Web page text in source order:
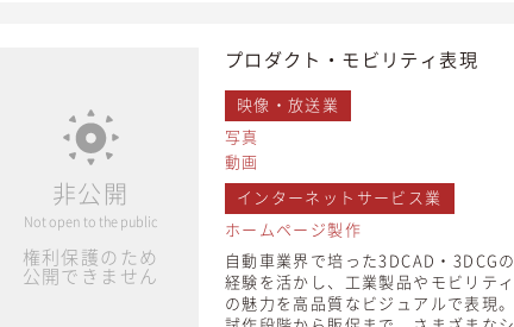
非公開
Not open to the public
権利保護のため
公開できません
プロダクト・モビリティ表現
映像・放送業
写真
動画
インターネットサービス業
ホームページ製作
自動車業界で培った3DCAD・3DCGの
経験を活かし、工業製品やモビリティ
の魅力を高品質なビジュアルで表現。